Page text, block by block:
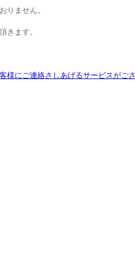
りません。
きます。
様にご連絡さしあげるサービスがご